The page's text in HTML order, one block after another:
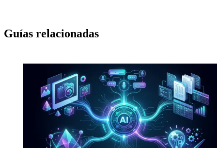
Guías relacionadas